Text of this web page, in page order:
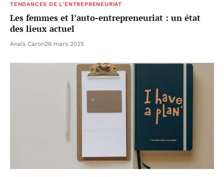
TENDANCES DE L'ENTREPRENEURIAT
Les femmes et l’auto-entrepreneuriat : un état
des lieux actuel
Anaïs Caron26 mars 2025